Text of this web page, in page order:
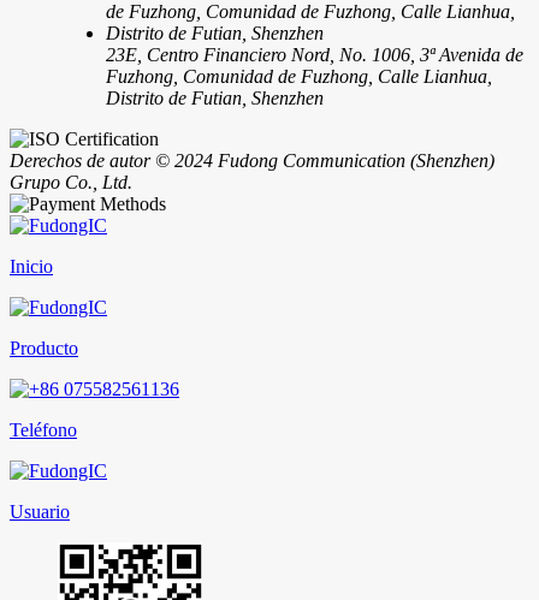
23E, Centro Financiero Nord, No. 1006, 3ª Avenida de
Fuzhong, Comunidad de Fuzhong, Calle Lianhua,
Distrito de Futian, Shenzhen
Derechos de autor © 2024 Fudong Communication (Shenzhen)
Grupo Co., Ltd.
Inicio
Producto
Teléfono
Usuario